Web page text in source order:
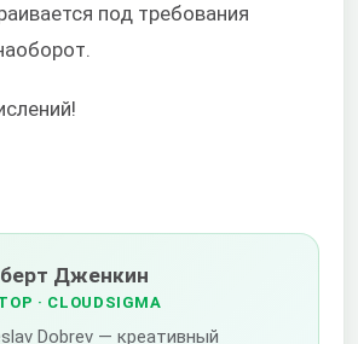
под требования
Дженкин
· CLOUDSIGMA
Dobrev — креативный